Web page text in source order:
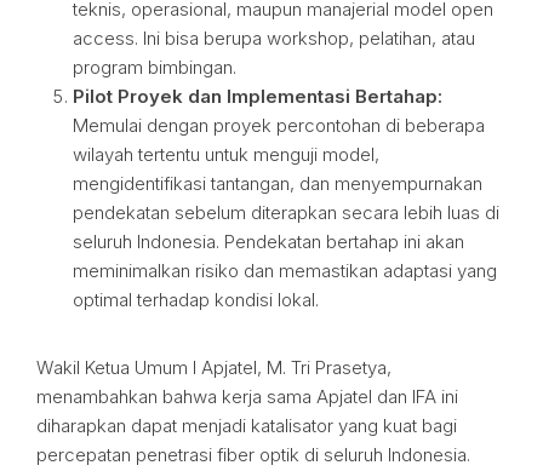
teknis, operasional, maupun manajerial model open
access. Ini bisa berupa workshop, pelatihan, atau
program bimbingan.
Pilot Proyek dan Implementasi Bertahap:
Memulai dengan proyek percontohan di beberapa
wilayah tertentu untuk menguji model,
mengidentifikasi tantangan, dan menyempurnakan
pendekatan sebelum diterapkan secara lebih luas di
seluruh Indonesia. Pendekatan bertahap ini akan
meminimalkan risiko dan memastikan adaptasi yang
optimal terhadap kondisi lokal.
Wakil Ketua Umum I Apjatel, M. Tri Prasetya,
menambahkan bahwa kerja sama Apjatel dan IFA ini
diharapkan dapat menjadi katalisator yang kuat bagi
percepatan penetrasi fiber optik di seluruh Indonesia.